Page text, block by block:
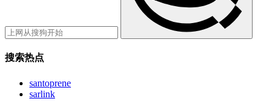
搜索热点
santoprene
sarlink